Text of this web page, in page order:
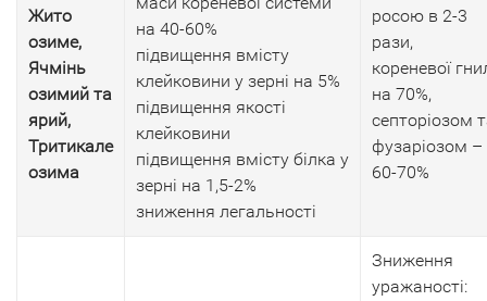
Жито
озиме,
Ячмінь
озимий та
ярий,
Тритикале
озима
на 40-60%
підвищення вмісту
клейковини у зерні на 5%
підвищення якості
клейковини
підвищення вмісту білка у
зерні на 1,5-2%
зниження легальності
росою в 2-3
рази,
кореневої
на 70%,
септоріозом
фузаріозом –
60-70%
Зниження
уражаності: